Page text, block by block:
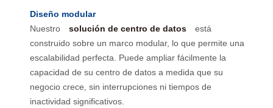
Diseño modular
Nuestro
solución de centro de datos
está
construido sobre un marco modular, lo que permite una
escalabilidad perfecta. Puede ampliar fácilmente la
capacidad de su centro de datos a medida que su
negocio crece, sin interrupciones ni tiempos de
inactividad significativos.